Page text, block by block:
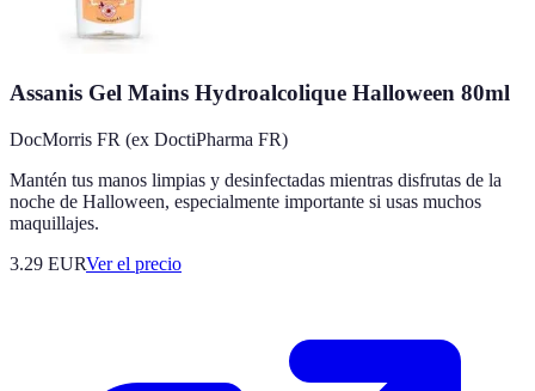
Assanis Gel Mains Hydroalcolique Halloween 80ml
DocMorris FR (ex DoctiPharma FR)
Mantén tus manos limpias y desinfectadas mientras disfrutas de la
noche de Halloween, especialmente importante si usas muchos
maquillajes.
3.29 EURVer el precio